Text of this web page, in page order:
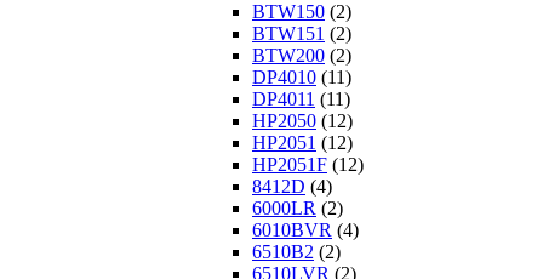
BTW150 (2)
BTW151 (2)
BTW200 (2)
DP4010 (11)
DP4011 (11)
HP2050 (12)
HP2051 (12)
HP2051F (12)
8412D (4)
6000LR (2)
6010BVR (4)
6510B2 (2)
6510LVR (2)